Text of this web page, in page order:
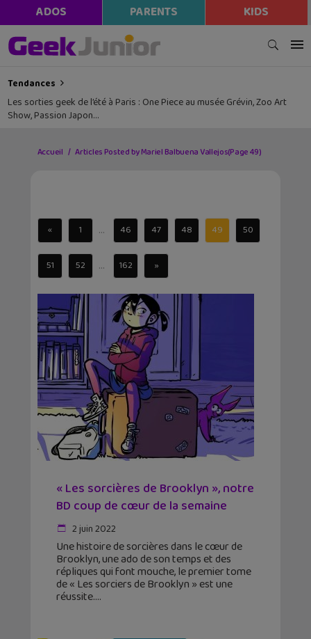
ADOS PARENTS KIDS
Tendances
Les sorties geek de l’été à Paris : One Piece au musée Grévin, Zoo Art
Show, Passion Japon…
Accueil Articles Posted by Mariel Balbuena Vallejos(Page 49)
« 1 ... 46 47 48 49 50
51 52 ... 162 »
« Les sorcières de Brooklyn », notre
BD coup de cœur de la semaine
2 juin 2022
Une histoire de sorcières dans le cœur de
Brooklyn, une ado de son temps et des
répliques qui font mouche, le premier tome
de « Les sorciers de Brooklyn » est une
réussite.